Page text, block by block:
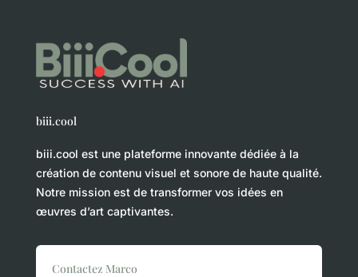
biii.cool
biii.cool est une plateforme innovante dédiée à la
création de contenu visuel et sonore de haute qualité.
Notre mission est de transformer vos idées en
œuvres d’art captivantes.
Contactez Marco